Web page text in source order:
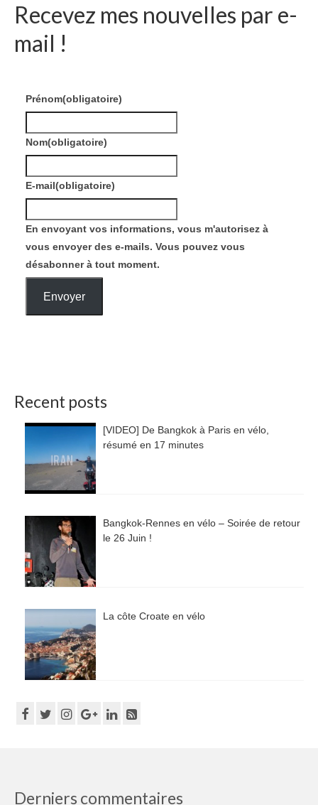
Recevez mes nouvelles par e-
mail !
Prénom(obligatoire)
Nom(obligatoire)
E-mail(obligatoire)
En envoyant vos informations, vous m'autorisez à
vous envoyer des e-mails. Vous pouvez vous
désabonner à tout moment.
Envoyer
Recent posts
[VIDEO] De Bangkok à Paris en vélo,
résumé en 17 minutes
Bangkok-Rennes en vélo – Soirée de retour
le 26 Juin !
La côte Croate en vélo
Derniers commentaires